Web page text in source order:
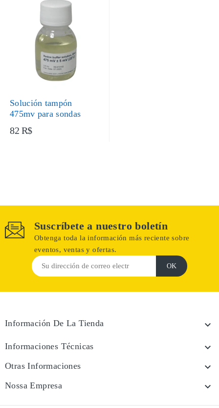
Solución tampón
475mv para sondas
82 R$
Suscríbete a nuestro boletín
Obtenga toda la información más reciente sobre
eventos, ventas y ofertas.
Información De La Tienda 
Informaciones Técnicas 
Otras Informaciones 
Nossa Empresa 